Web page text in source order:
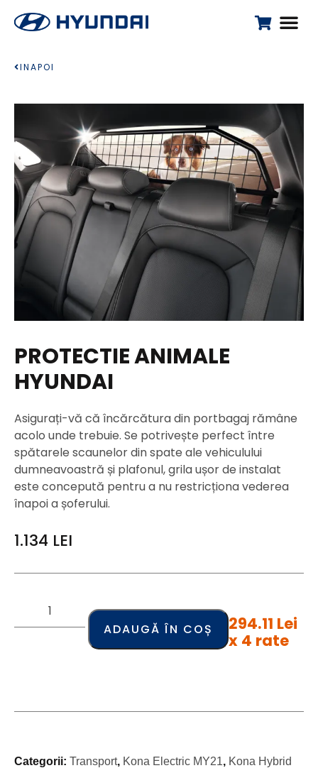
INAPOI
PROTECTIE ANIMALE
HYUNDAI
Asigurați-vă că încărcătura din portbagaj rămâne
acolo unde trebuie. Se potrivește perfect între
spătarele scaunelor din spate ale vehiculului
dumneavoastră și plafonul, grila ușor de instalat
este concepută pentru a nu restricționa vederea
înapoi a șoferului.
1.134 LEI
ADAUGĂ ÎN COȘ
294.11 Lei
x 4 rate
Categorii: Transport, Kona Electric MY21, Kona Hybrid